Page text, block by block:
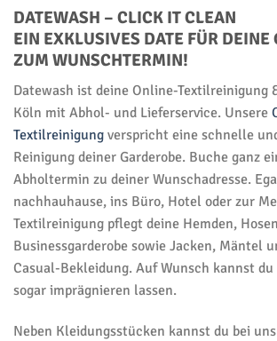
DATEWASH – CLICK IT CLEAN
EIN EXKLUSIVES DATE FÜR DEINE
ZUM WUNSCHTERMIN!
Datewash ist deine Online-Textilreinigung
Köln mit Abhol- und Lieferservice. Unsere
Textilreinigung verspricht eine schnelle
Reinigung deiner Garderobe. Buche ganz
Abholtermin zu deiner Wunschadresse.
nachhauhause, ins Büro, Hotel oder zur
Textilreinigung pflegt deine Hemden,
Businessgarderobe sowie Jacken, Mäntel
Casual-Bekleidung. Auf Wunsch kannst
sogar imprägnieren lassen.
Neben Kleidungsstücken kannst du bei